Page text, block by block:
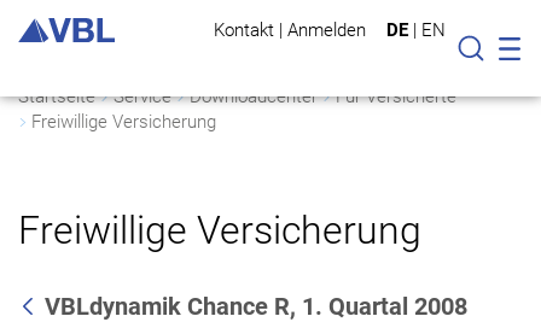
Kontakt | Anmelden DE | EN
Suche
Startseite Service Downloadcenter
Für Versicherte
Freiwillige Versicherung
Freiwillige Versicherung
VBLdynamik Chance R, 1. Quartal 2008